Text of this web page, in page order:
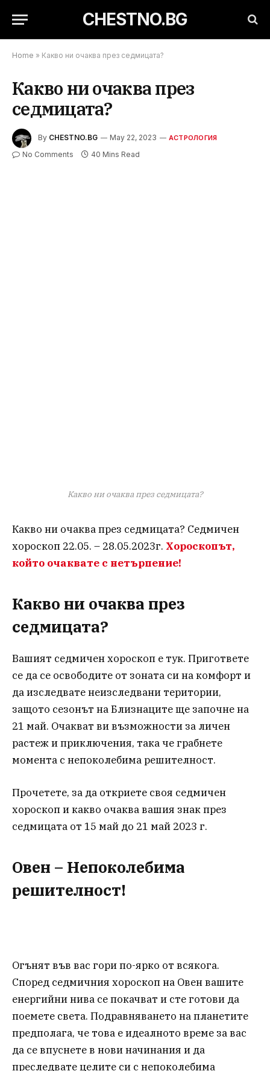
CHESTNO.BG
Home » Какво ни очаква през седмицата?
Какво ни очаква през
седмицата?
By CHESTNO.BG May 22, 2023 АСТРОЛОГИЯ
No Comments 40 Mins Read
Какво ни очаква през седмицата?
Какво ни очаква през седмицата? Седмичен
хороскоп 22.05. – 28.05.2023г. Хороскопът,
който очаквате с нетърпение!
Какво ни очаква през
седмицата?
Вашият седмичен хороскоп е тук. Пригответе
се да се освободите от зоната си на комфорт и
да изследвате неизследвани територии,
защото сезонът на Близнаците ще започне на
21 май. Очакват ви възможности за личен
растеж и приключения, така че грабнете
момента с непоколебима решителност.
Прочетете, за да откриете своя седмичен
хороскоп и какво очаква вашия знак през
седмицата от 15 май до 21 май 2023 г.
Овен – Непоколебима
решителност!
Огънят във вас гори по-ярко от всякога.
Според седмичния хороскоп на Овен вашите
енергийни нива се покачват и сте готови да
поемете света. Подравняването на планетите
предполага, че това е идеалното време за вас
да се впуснете в нови начинания и да
преследвате целите си с непоколебима